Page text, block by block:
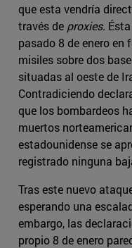
que esta vendría
través de proxies.
pasado 8 de enero
misiles sobre dos
situadas al oeste de
Contradiciendo
que los bombardeos
muertos
estadounidense se
registrado ninguna
Tras este nuevo
esperando una
embargo, las
propio 8 de enero